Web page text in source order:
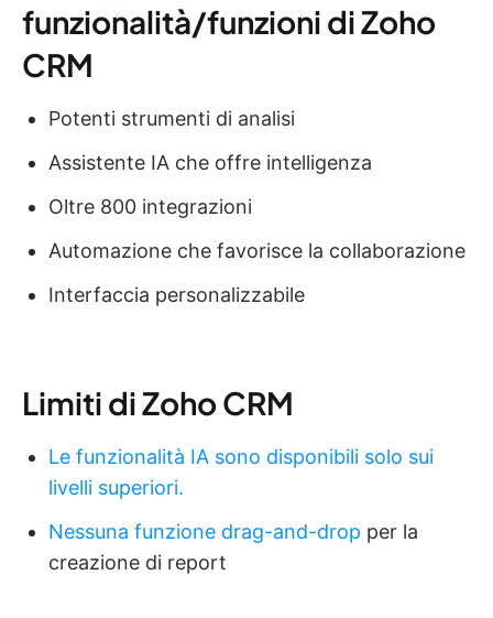
funzionalità/funzioni di Zoho
CRM
Potenti strumenti di analisi
Assistente IA che offre intelligenza
Oltre 800 integrazioni
Automazione che favorisce la collaborazione
Interfaccia personalizzabile
Limiti di Zoho CRM
Le funzionalità IA sono disponibili solo sui
livelli superiori.
Nessuna funzione drag-and-drop per la
creazione di report